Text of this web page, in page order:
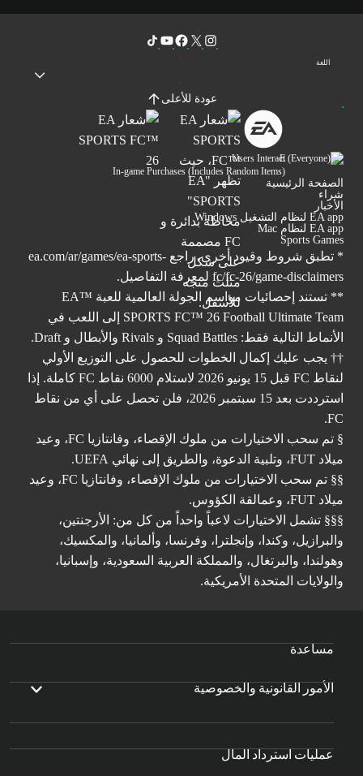
اللغة
عودة للأعلى
Users Interact
In-game Purchases (Includes Random Items)
الصفحة الرئيسية
شراء
الأخبار
EA app لنظام التشغيل Windows
EA app لنظام Mac
Sports Games
* تطبق شروط وقيود أخرى. راجع ea.com/ar/games/ea-sports-
fc/fc-26/game-disclaimers لمعرفة التفاصيل.
** تستند إحصائيات مواسم الجولة العالمية للعبة ™EA
SPORTS FC™ 26 Football Ultimate Team إلى اللعب في
الأنماط التالية فقط: Squad Battles و Rivals والأبطال و Draft.
†† يجب عليك إكمال الخطوات للحصول على التوزيع الأولي
لنقاط FC قبل 15 يونيو 2026 لاستلام 6000 نقاط FC كاملة. إذا
استرددت بعد 15 سبتمبر 2026، فلن تحصل على أي من نقاط
FC.
§ تم سحب الاختيارات من ملوك الإقصاء، وفانتازيا FC، وعيد
ميلاد FUT، وتلبية الدعوة، والطريق إلى نهائي UEFA.
§§ تم سحب الاختيارات من ملوك الإقصاء، وفانتازيا FC، وعيد
ميلاد FUT، وعمالقة الكؤوس.
§§§ تشمل الاختيارات لاعباً واحداً من كل من: الأرجنتين،
والبرازيل، وكندا، وإنجلترا، وفرنسا، وألمانيا، والمكسيك،
وهولندا، والبرتغال، والمملكة العربية السعودية، وإسبانيا،
والولايات المتحدة الأمريكية.
مساعدة
الأمور القانونية والخصوصية
عمليات استرداد المال